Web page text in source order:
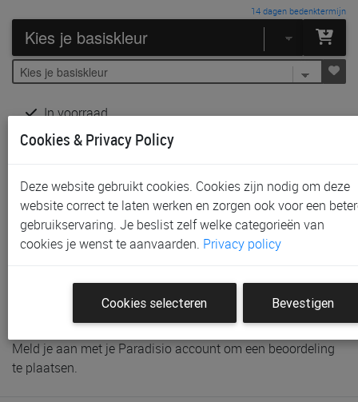
14 dagen bedenktermijn
In voorraad
Gratis (en direct) af te halen in onze
Gent, Sint-Niklaas en Waregem
Productinformatie & specificaties
Voorraad bij Paradisio
Klantenbeoordelingen
Schrijf de eerste beoordeling
Meld je aan met je Paradisio account om een beoordeling
te plaatsen.
Cookies & Privacy Policy
Deze website gebruikt cookies. Cookies zijn nodig om deze
website correct te laten werken en zorgen ook voor een
gebruikservaring. Je beslist zelf welke categorieën van
cookies je wenst te aanvaarden. Privacy policy
Cookies selecteren Bevestigen